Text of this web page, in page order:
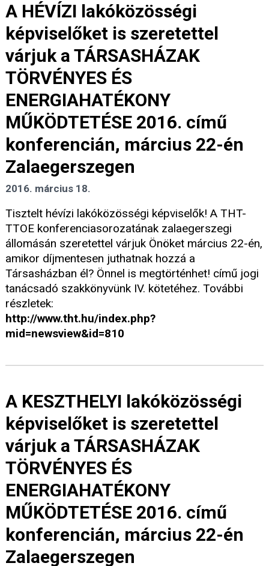
A HÉVÍZI lakóközösségi
képviselőket is szeretettel
várjuk a TÁRSASHÁZAK
TÖRVÉNYES ÉS
ENERGIAHATÉKONY
MŰKÖDTETÉSE 2016. című
konferencián, március 22-én
Zalaegerszegen
2016. március 18.
Tisztelt hévízi lakóközösségi képviselők! A THT-
TTOE konferenciasorozatának zalaegerszegi
állomásán szeretettel várjuk Önöket március 22-én,
amikor díjmentesen juthatnak hozzá a
Társasházban él? Önnel is megtörténhet! című jogi
tanácsadó szakkönyvünk IV. kötetéhez. További
részletek:
http://www.tht.hu/index.php?
mid=newsview&id=810
A KESZTHELYI lakóközösségi
képviselőket is szeretettel
várjuk a TÁRSASHÁZAK
TÖRVÉNYES ÉS
ENERGIAHATÉKONY
MŰKÖDTETÉSE 2016. című
konferencián, március 22-én
Zalaegerszegen